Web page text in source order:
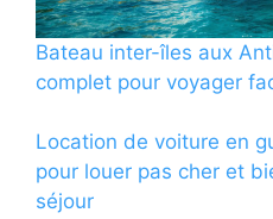
Bateau inter-îles aux
complet pour voyager
Location de voiture en
pour louer pas cher et
séjour